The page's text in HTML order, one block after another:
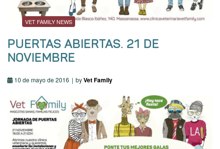
VET FAMILY NEWS
PUERTAS ABIERTAS. 21 DE
NOVIEMBRE
10 de mayo de 2016 byVet Family